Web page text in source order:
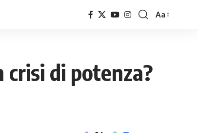
Font
Aa
crisi di potenza?